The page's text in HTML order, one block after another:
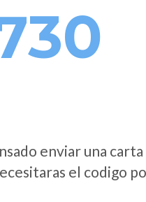
enviar una carta
el codigo